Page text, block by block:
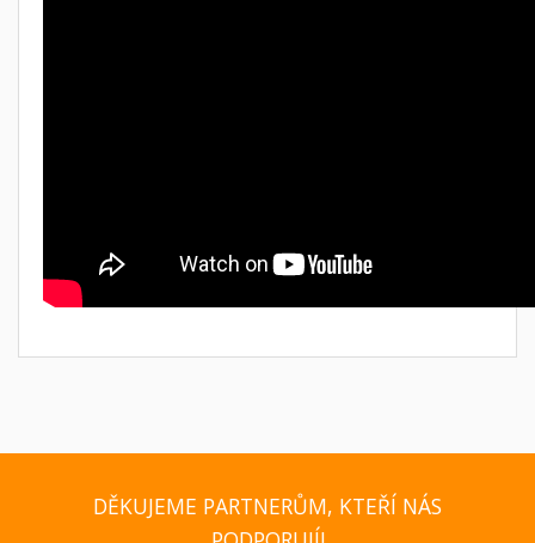
DĚKUJEME PARTNERŮM, KTEŘÍ NÁS